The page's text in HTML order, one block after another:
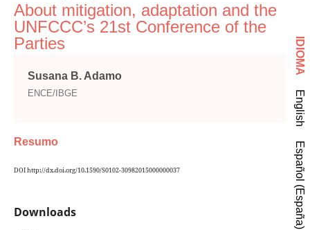
About mitigation, adaptation and the
UNFCCC’s 21st Conference of the
Parties
Susana B. Adamo
ENCE/IBGE
Resumo
DOI http://dx.doi.org/10.1590/S0102-30982015000000037
Downloads
IDIOMA
English
Español (España)